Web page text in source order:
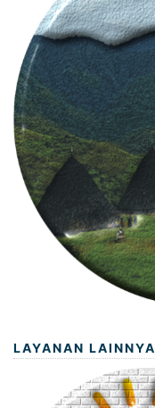
LAYANAN LAINNYA